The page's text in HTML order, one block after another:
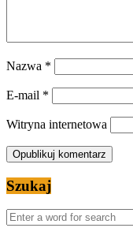
Nazwa *
E-mail *
Witryna internetowa
Szukaj